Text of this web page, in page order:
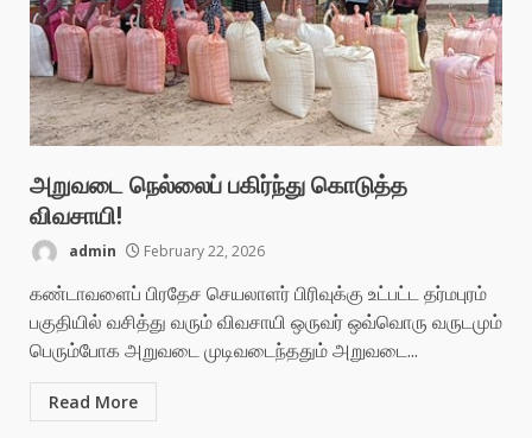
அறுவடை நெல்லைப் பகிர்ந்து கொடுத்த
விவசாயி!
admin February 22, 2026
கண்டாவளைப் பிரதேச செயலாளர் பிரிவுக்கு உட்பட்ட தர்மபுரம்
பகுதியில் வசித்து வரும் விவசாயி ஒருவர் ஒவ்வொரு வருடமும்
பெரும்போக அறுவடை முடிவடைந்ததும் அறுவடை...
Read More